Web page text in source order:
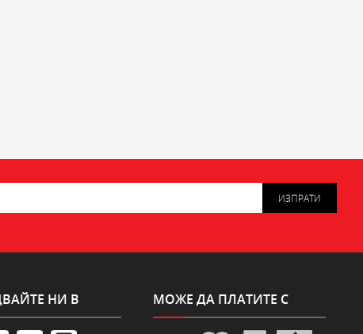
ИЗПРАТИ
НИ В МОЖЕ ДА ПЛАТИТЕ С